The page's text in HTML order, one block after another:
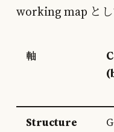
working map とし
軸
Structure